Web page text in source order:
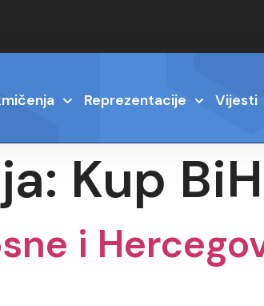
Reprezentacije Vijesti
Kup BiH
i